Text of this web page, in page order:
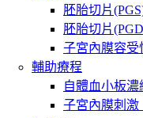
胚胎切片
胚胎切片
子宮內膜容受
輔助療程
自體血小板濃
子宮內膜刺激